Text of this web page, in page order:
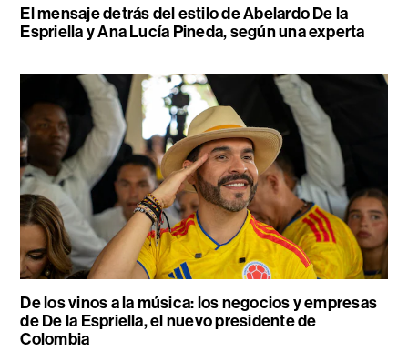
El mensaje detrás del estilo de Abelardo De la
Espriella y Ana Lucía Pineda, según una experta
De los vinos a la música: los negocios y empresas
de De la Espriella, el nuevo presidente de
Colombia